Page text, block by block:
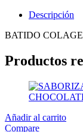
Descripción
BATIDO
Productos
Añadir al carrito
Compare